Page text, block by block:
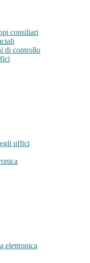
consiliari
di controllo
uffici
elettronica